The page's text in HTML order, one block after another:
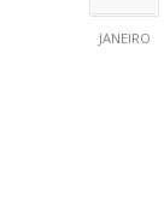
JANEIRO